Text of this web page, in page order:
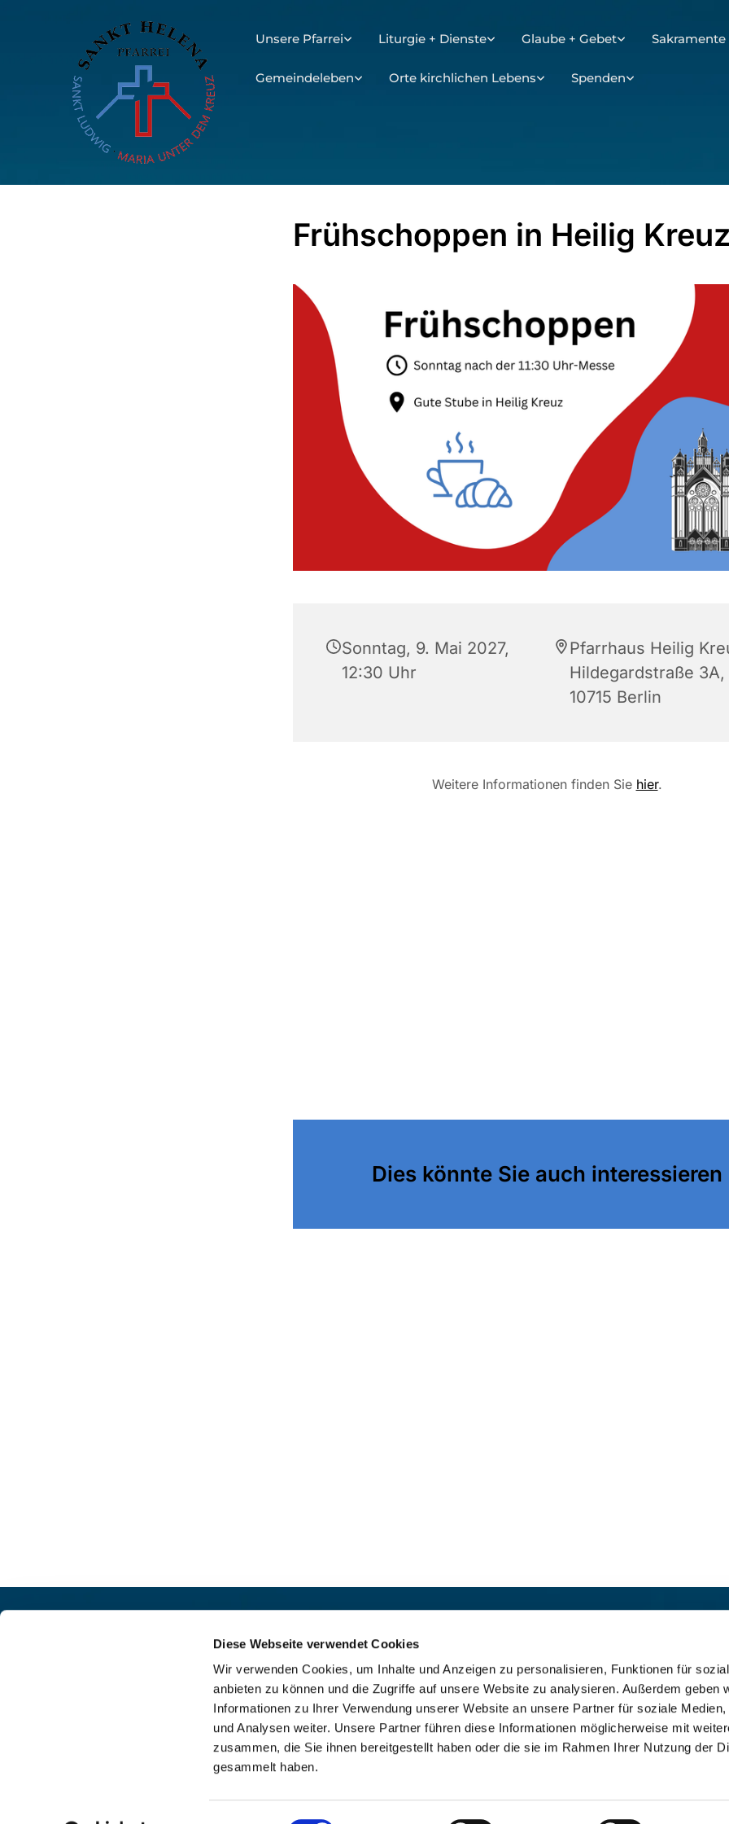
Diese Webseite verwendet Cookies
Wir verwenden Cookies, um Inhalte und Anzeigen zu personalisieren, Funktionen für
anbieten zu können und die Zugriffe auf unsere Website zu analysieren. Außerdem geben
Informationen zu Ihrer Verwendung unserer Website an unsere Partner für soziale Medien,
und Analysen weiter. Unsere Partner führen diese Informationen möglicherweise mit
zusammen, die Sie ihnen bereitgestellt haben oder die sie im Rahmen Ihrer Nutzung der
gesammelt haben.
Unsere Pfarrei Liturgie + Dienste Glaube + Gebet
Gemeindeleben Orte kirchlichen Lebens Spenden
Frühschoppen in Heilig
Sonntag, 9. Mai 2027,
12:30 Uhr
Pfarrhaus Heilig
Hildegardstraße 3A,
10715 Berlin
Weitere Informationen finden Sie hier.
Dies könnte Sie auch interessieren
 +49 30 8859 590
 pfarrbuero@sankthelena.de
 webteam@sankthelena.de
 Heilig Kreuz:
Mo-So 8-18 Uhr